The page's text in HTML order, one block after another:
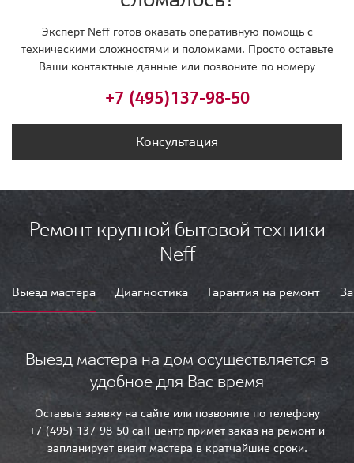
Эксперт Neff готов оказать оперативную помощь с
техническими сложностями и поломками. Просто оставьте
Ваши контактные данные или позвоните по номеру
+7 (495)137-98-50
Консультация
Ремонт крупной бытовой техники
Neff
Выезд мастера Диагностика Гарантия на ремонт
Выезд мастера на дом осуществляется в
удобное для Вас время
Оставьте заявку на сайте или позвоните по телефону
+7 (495) 137-98-50 call-центр примет заказ на ремонт и
запланирует визит мастера в кратчайшие сроки.